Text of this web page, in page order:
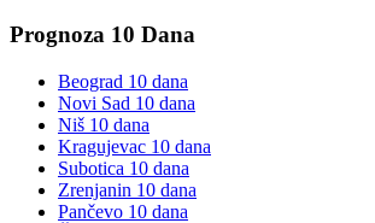
Prognoza 10 Dana
Beograd 10 dana
Novi Sad 10 dana
Niš 10 dana
Kragujevac 10 dana
Subotica 10 dana
Zrenjanin 10 dana
Pančevo 10 dana